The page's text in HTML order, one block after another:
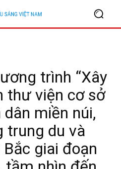
trình “Xây
thư viện cơ sở
miền núi,
trung du và
giai đoạn